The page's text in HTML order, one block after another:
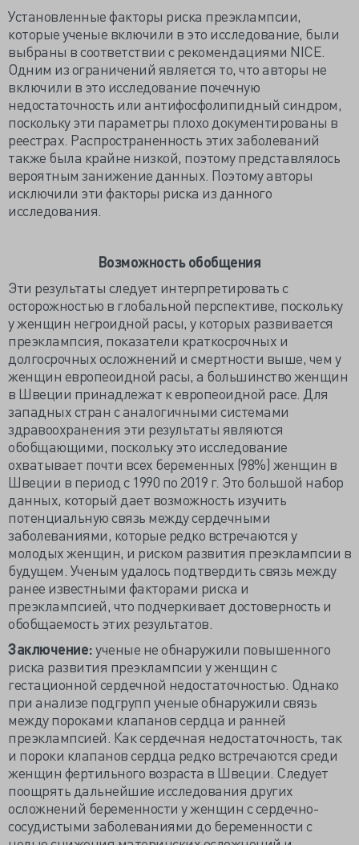
Установленные факторы риска преэклампсии,
которые ученые включили в это исследование, были
выбраны в соответствии с рекомендациями NICE.
Одним из ограничений является то, что авторы не
включили в это исследование почечную
недостаточность или антифосфолипидный синдром,
поскольку эти параметры плохо документированы в
реестрах. Распространенность этих заболеваний
также была крайне низкой, поэтому представлялось
вероятным занижение данных. Поэтому авторы
исключили эти факторы риска из данного
исследования.
Возможность обобщения
Эти результаты следует интерпретировать с
осторожностью в глобальной перспективе, поскольку
у женщин негроидной расы, у которых развивается
преэклампсия, показатели краткосрочных и
долгосрочных осложнений и смертности выше, чем у
женщин европеоидной расы, а большинство женщин
в Швеции принадлежат к европеоидной расе. Для
западных стран с аналогичными системами
здравоохранения эти результаты являются
обобщающими, поскольку это исследование
охватывает почти всех беременных (98%) женщин в
Швеции в период с 1990 по 2019 г. Это большой набор
данных, который дает возможность изучить
потенциальную связь между сердечными
заболеваниями, которые редко встречаются у
молодых женщин, и риском развития преэклампсии в
будущем. Ученым удалось подтвердить связь между
ранее известными факторами риска и
преэклампсией, что подчеркивает достоверность и
обобщаемость этих результатов.
Заключение:ученые не обнаружили повышенного
риска развития преэклампсии у женщин с
гестационной сердечной недостаточностью. Однако
при анализе подгрупп ученые обнаружили связь
между пороками клапанов сердца и ранней
преэклампсией. Как сердечная недостаточность, так
и пороки клапанов сердца редко встречаются среди
женщин фертильного возраста в Швеции. Следует
поощрять дальнейшие исследования других
осложнений беременности у женщин с сердечно-
сосудистыми заболеваниями до беременности с